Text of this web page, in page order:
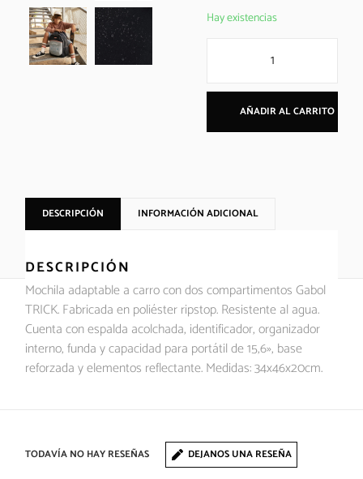
Hay existencias
AÑADIR AL CARRITO
DESCRIPCIÓN INFORMACIÓN ADICIONAL
DESCRIPCIÓN
Mochila adaptable a carro con dos compartimentos Gabol
TRICK. Fabricada en poliéster ripstop. Resistente al agua.
Cuenta con espalda acolchada, identificador, organizador
interno, funda y capacidad para portátil de 15,6», base
reforzada y elementos reflectante. Medidas: 34x46x20cm.
TODAVÍA NO HAY RESEÑAS DEJANOS UNA RESEÑA